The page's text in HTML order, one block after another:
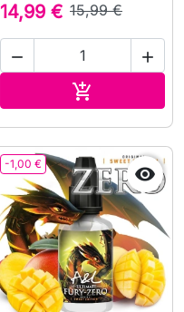
14,99 € 15,99 €
 

-1,00 € 